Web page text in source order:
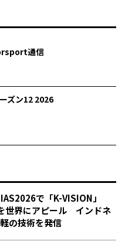
通信
ズン12 2026
で「K-VISION」
世界にアピール インドネ
の技術を発信